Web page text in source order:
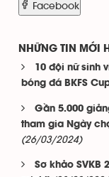
Facebook
NHỮNG TIN MỚI
10 đội nữ sinh
bóng đá BKFS
Gần 5.000
tham gia Ngày
(26/03/2024)
Sơ khảo SVKB